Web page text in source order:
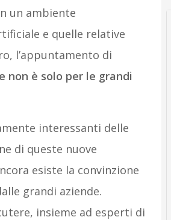
un ambiente
e quelle relative
l’appuntamento di
non è solo per le grandi
interessanti delle
di queste nuove
esiste la convinzione
grandi aziende.
insieme ad esperti di